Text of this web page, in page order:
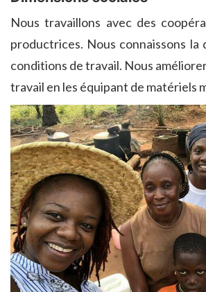
Nous travaillons avec des
productrices. Nous connaissons
conditions de travail. Nous
travail en les équipant de matériels